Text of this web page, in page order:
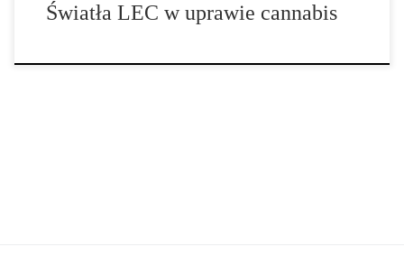
Światła LEC w uprawie cannabis